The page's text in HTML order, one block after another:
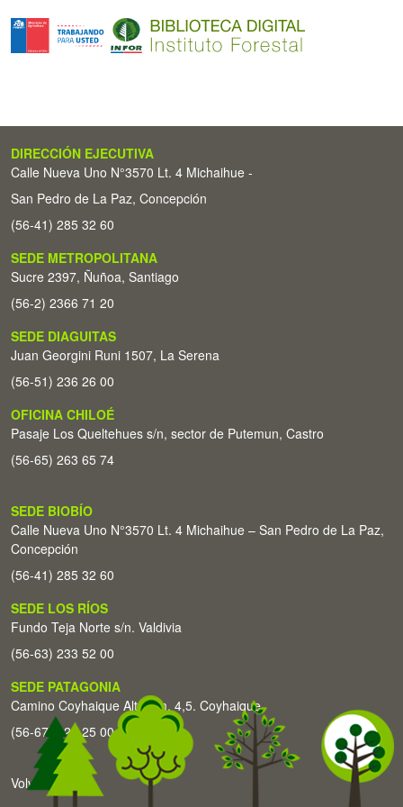
DIRECCIÓN EJECUTIVA
Calle Nueva Uno N°3570 Lt. 4 Michaihue -
San Pedro de La Paz, Concepción
(56-41) 285 32 60
SEDE METROPOLITANA
Sucre 2397, Ñuñoa, Santiago
(56-2) 2366 71 20
SEDE DIAGUITAS
Juan Georgini Runi 1507, La Serena
(56-51) 236 26 00
OFICINA CHILOÉ
Pasaje Los Queltehues s/n, sector de Putemun, Castro
(56-65) 263 65 74
SEDE BIOBÍO
Calle Nueva Uno N°3570 Lt. 4 Michaihue – San Pedro de La Paz,
Concepción
(56-41) 285 32 60
SEDE LOS RÍOS
Fundo Teja Norte s/n. Valdivia
(56-63) 233 52 00
SEDE PATAGONIA
Camino Coyhaique Alto Km. 4,5. Coyhaique
(56-67) 226 25 00
Volver arriba